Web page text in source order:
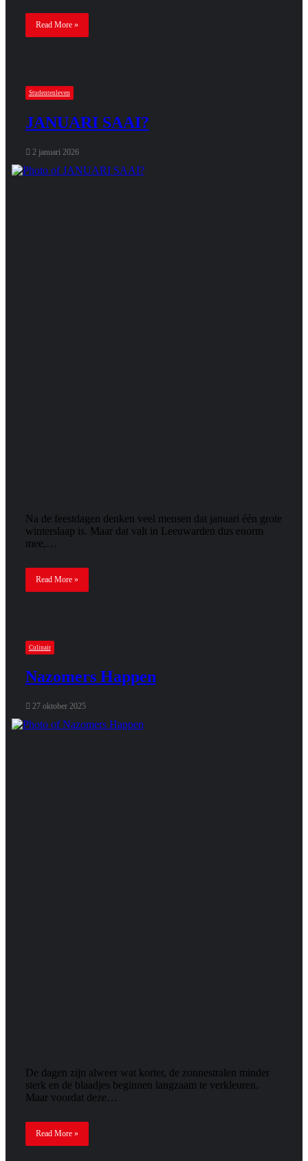
Read More »
Studentenleven
JANUARI SAAI?
2 januari 2026
Na de feestdagen denken veel mensen dat januari één grote
winterslaap is. Maar dat valt in Leeuwarden dus enorm
mee,…
Read More »
Culinair
Nazomers Happen
27 oktober 2025
De dagen zijn alweer wat korter, de zonnestralen minder
sterk en de blaadjes beginnen langzaam te verkleuren.
Maar voordat deze…
Read More »